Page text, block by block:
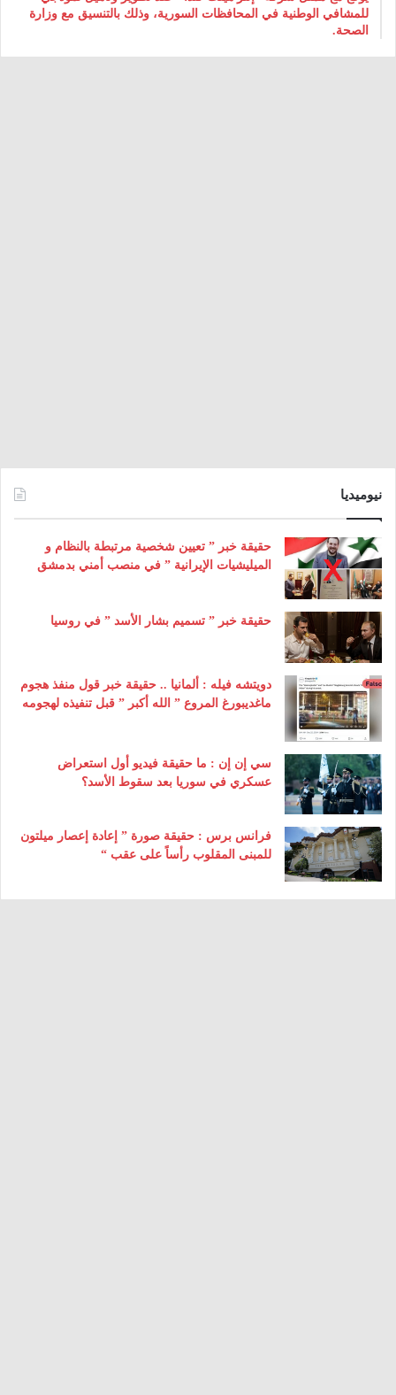
للمشافي الوطنية في المحافظات السورية، وذلك بالتنسيق مع وزارة
الصحة.
نيوميديا
حقيقة خبر ” تعيين شخصية مرتبطة بالنظام و
الميليشيات الإيرانية ” في منصب أمني بدمشق
حقيقة خبر ” تسميم بشار الأسد ” في روسيا
دويتشه فيله : ألمانيا .. حقيقة خبر قول منفذ هجوم
ماغديبورغ المروع ” الله أكبر ” قبل تنفيذه لهجومه
سي إن إن : ما حقيقة فيديو أول استعراض
عسكري في سوريا بعد سقوط الأسد؟
فرانس برس : حقيقة صورة ” إعادة إعصار ميلتون
للمبنى المقلوب رأساً على عقب “